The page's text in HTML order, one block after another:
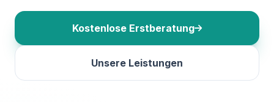
Kostenlose Erstberatung
Unsere Leistungen